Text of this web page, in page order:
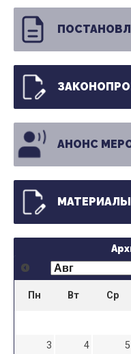
АНОНС
МАТЕРИАЛЫ
Пн Вт Ср
3
4 5